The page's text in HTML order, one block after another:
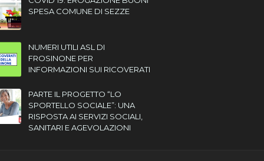
SPESA COMUNE DI SEZZE
NUMERI UTILI ASL DI
FROSINONE PER
INFORMAZIONI SUI RICOVERATI
PARTE IL PROGETTO “LO
SPORTELLO SOCIALE”: UNA
RISPOSTA AI SERVIZI SOCIALI,
SANITARI E AGEVOLAZIONI